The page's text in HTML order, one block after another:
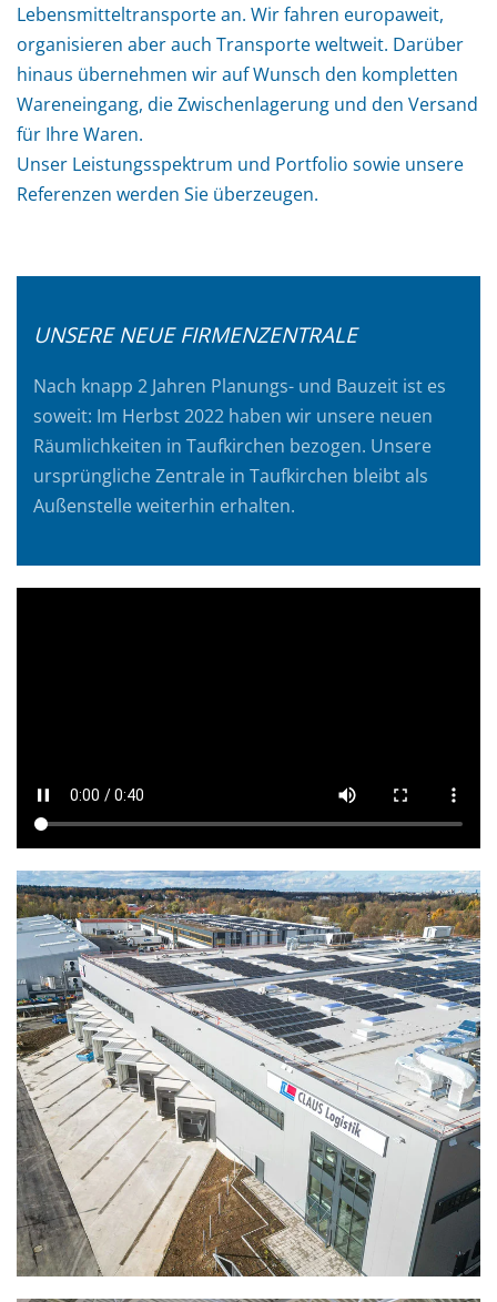
Lebensmitteltransporte an. Wir fahren europaweit,
organisieren aber auch Transporte weltweit. Darüber
hinaus übernehmen wir auf Wunsch den kompletten
Wareneingang, die Zwischenlagerung und den Versand
für Ihre Waren.
Unser Leistungsspektrum und Portfolio sowie unsere
Referenzen werden Sie überzeugen.
UNSERE NEUE FIRMENZENTRALE
Nach knapp 2 Jahren Planungs- und Bauzeit ist es
soweit: Im Herbst 2022 haben wir unsere neuen
Räumlichkeiten in Taufkirchen bezogen. Unsere
ursprüngliche Zentrale in Taufkirchen bleibt als
Außenstelle weiterhin erhalten.